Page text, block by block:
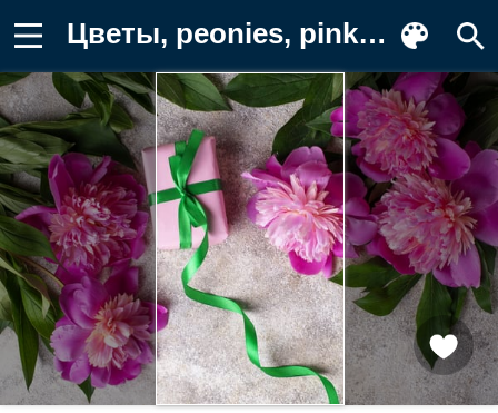
Цветы, peonies, pink, flowers, пионы Обои на телефон